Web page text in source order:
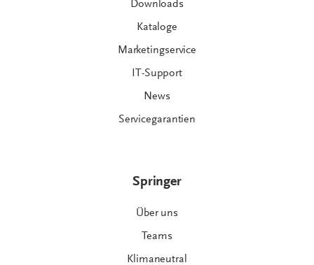
Downloads
Kataloge
Marketingservice
IT-Support
News
Servicegarantien
Springer
Über uns
Teams
Klimaneutral